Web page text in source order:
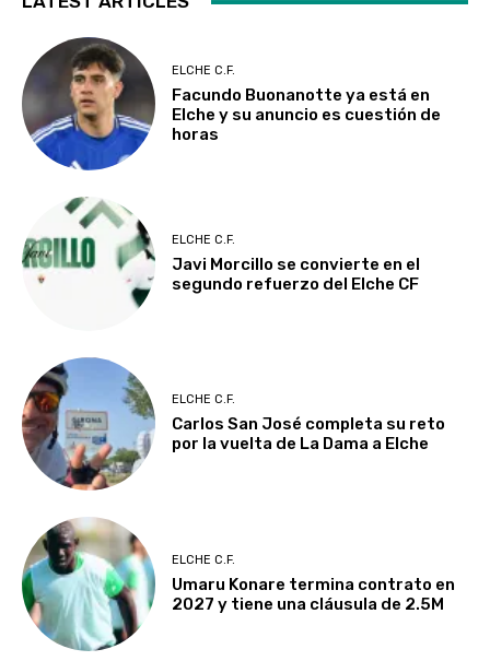
ELCHE C.F.
Facundo Buonanotte ya está en
Elche y su anuncio es cuestión de
horas
ELCHE C.F.
Javi Morcillo se convierte en el
segundo refuerzo del Elche CF
ELCHE C.F.
Carlos San José completa su reto
por la vuelta de La Dama a Elche
ELCHE C.F.
Umaru Konare termina contrato en
2027 y tiene una cláusula de 2.5M